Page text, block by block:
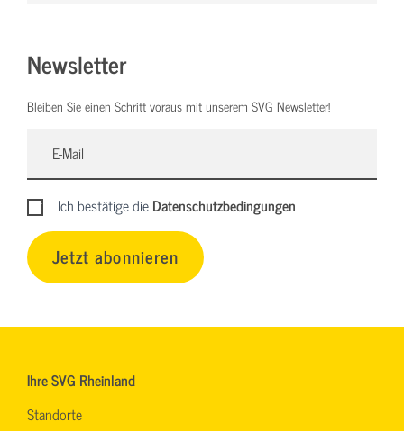
Newsletter
Bleiben Sie einen Schritt voraus mit unserem SVG Newsletter!
Ich bestätige dieDatenschutzbedingungen
Jetzt abonnieren
Ihre SVG Rheinland
Standorte